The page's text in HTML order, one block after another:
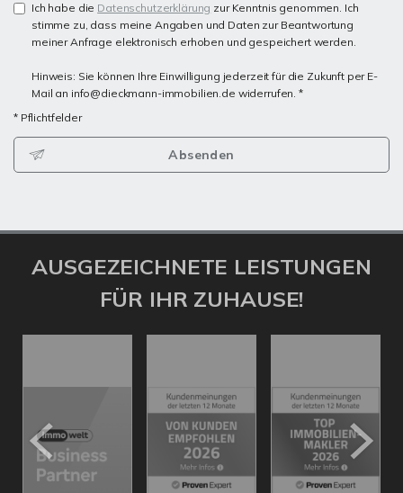
Ich habe die Datenschutzerklärung zur Kenntnis genommen. Ich
stimme zu, dass meine Angaben und Daten zur Beantwortung
meiner Anfrage elektronisch erhoben und gespeichert werden.
Hinweis: Sie können Ihre Einwilligung jederzeit für die Zukunft per E-
Mail an info@dieckmann-immobilien.de widerrufen. *
* Pflichtfelder
Absenden
AUSGEZEICHNETE LEISTUNGEN
FÜR IHR ZUHAUSE!